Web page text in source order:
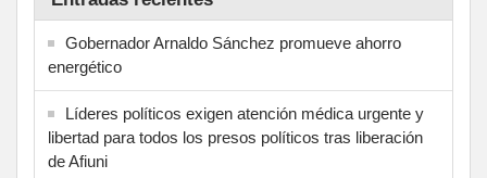
Gobernador Arnaldo Sánchez promueve ahorro
energético
Líderes políticos exigen atención médica urgente y
libertad para todos los presos políticos tras liberación
de Afiuni